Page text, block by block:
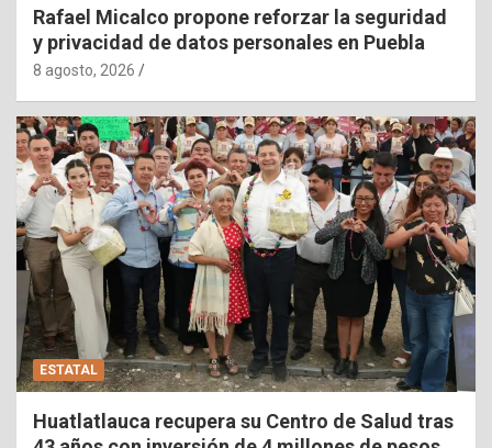
Rafael Micalco propone reforzar la seguridad
y privacidad de datos personales en Puebla
8 agosto, 2026
ESTATAL
Huatlatlauca recupera su Centro de Salud tras